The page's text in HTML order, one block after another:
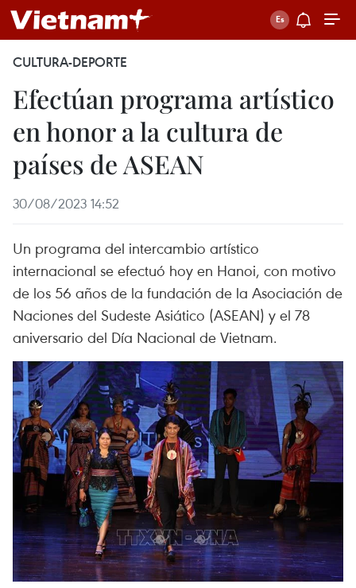
CULTURA-DEPORTE
Efectúan programa artístico
en honor a la cultura de
países de ASEAN
30/08/2023 14:52
Un programa del intercambio artístico
internacional se efectuó hoy en Hanoi, con motivo
de los 56 años de la fundación de la Asociación de
Naciones del Sudeste Asiático (ASEAN) y el 78
aniversario del Día Nacional de Vietnam.